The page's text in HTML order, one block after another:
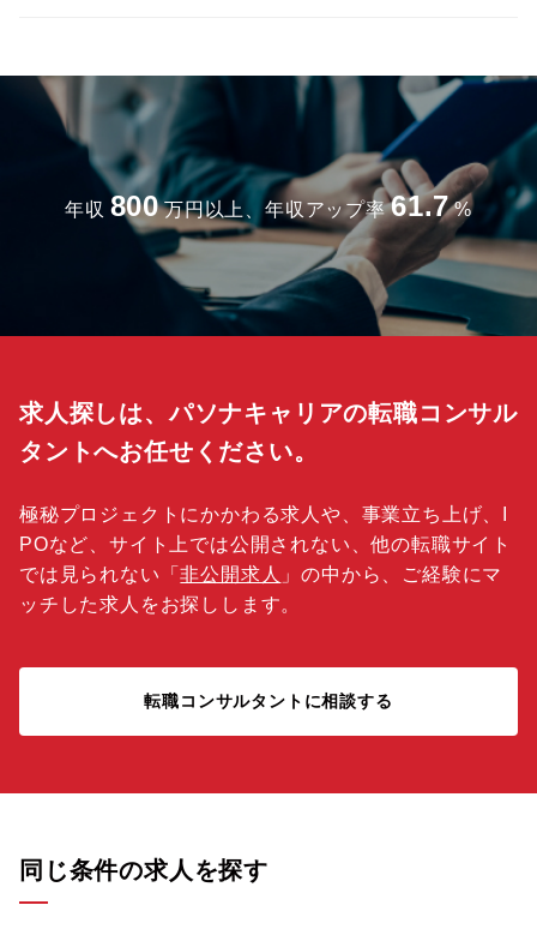
年収 800 万円以上、年収アップ率 61.7 %
求人探しは、パソナキャリアの転職コンサル
タントへお任せください。
極秘プロジェクトにかかわる求人や、事業立ち上げ、I
POなど、サイト上では公開されない、他の転職サイト
では見られない「非公開求人 」の中から、ご経験にマ
ッチした求人をお探しします。
転職コンサルタントに相談する
同じ条件の求人を探す